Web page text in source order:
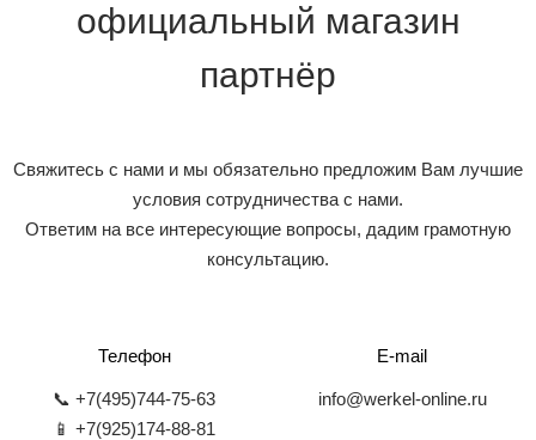
официальный магазин
партнёр
Свяжитесь с нами и мы обязательно предложим Вам лучшие
условия сотрудничества с нами.
Ответим на все интересующие вопросы, дадим грамотную
консультацию.
Телефон
📞 +7(495)744-75-63
📱 +7(925)174-88-81
E-mail
info@werkel-online.ru